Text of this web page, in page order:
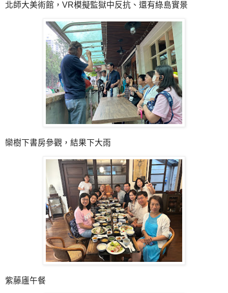
北師大美術館，VR模擬監獄中反抗、還有綠島實景
欒樹下書房參觀，結果下大雨
紫藤廬午餐